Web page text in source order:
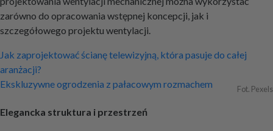
zarówno do opracowania wstępnej koncepcji, jak i
szczegółowego projektu wentylacji.
Nawigacja
wpisu
Jak zaprojektować ścianę telewizyjną, która pasuje do całej
aranżacji?
Ekskluzywne ogrodzenia z pałacowym rozmachem
Fot. Pexels
Elegancka struktura i przestrzeń